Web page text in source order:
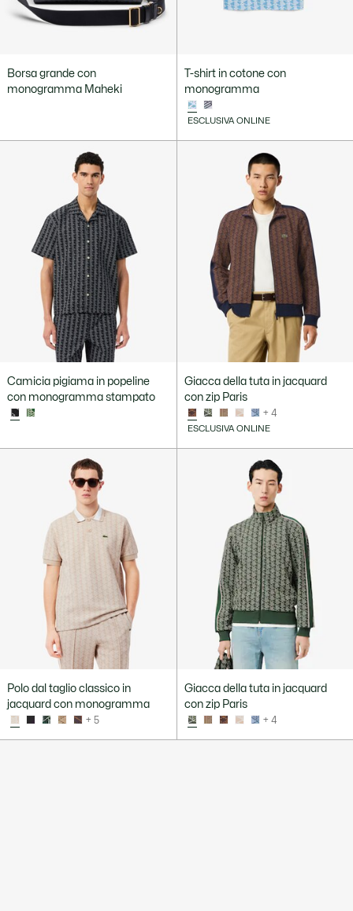
Borsa grande con
monogramma Maheki
T-shirt in cotone con
monogramma
ESCLUSIVA ONLINE
Camicia pigiama in popeline
con monogramma stampato
Giacca della tuta in jacquard
con zip Paris
+ 4
ESCLUSIVA ONLINE
Polo dal taglio classico in
jacquard con monogramma
+ 5
Giacca della tuta in jacquard
con zip Paris
+ 4